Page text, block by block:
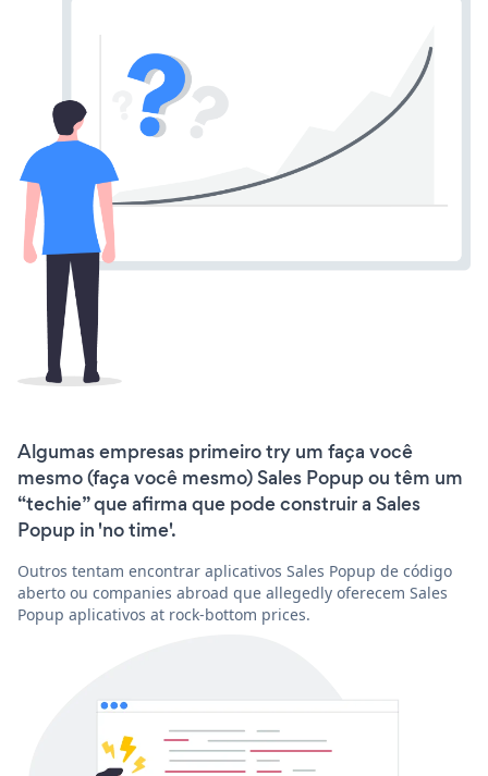
Algumas empresas primeiro try um faça você
mesmo (faça você mesmo) Sales Popup ou têm um
“techie” que afirma que pode construir a Sales
Popup in 'no time'.
Outros tentam encontrar aplicativos Sales Popup de código
aberto ou companies abroad que allegedly oferecem Sales
Popup aplicativos at rock-bottom prices.